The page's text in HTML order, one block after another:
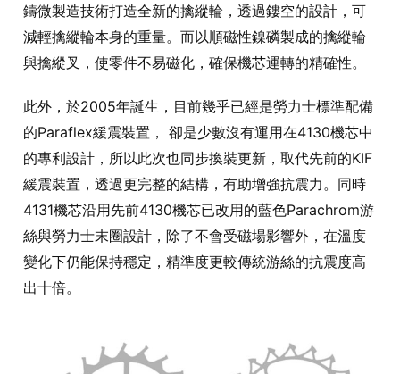
鑄微製造技術打造全新的擒縱輪，透過鏤空的設計，可
減輕擒縱輪本身的重量。而以順磁性鎳磷製成的擒縱輪
與擒縱叉，使零件不易磁化，確保機芯運轉的精確性。
此外，於2005年誕生，目前幾乎已經是勞力士標準配備
的Paraflex緩震裝置， 卻是少數沒有運用在4130機芯中
的專利設計，所以此次也同步換裝更新，取代先前的KIF
緩震裝置，透過更完整的結構，有助增強抗震力。同時
4131機芯沿用先前4130機芯已改用的藍色Parachrom游
絲與勞力士末圈設計，除了不會受磁場影響外，在溫度
變化下仍能保持穩定，精準度更較傳統游絲的抗震度高
出十倍。